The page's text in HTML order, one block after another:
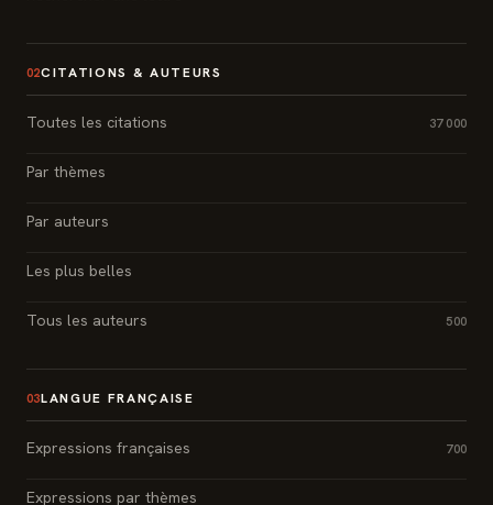
02CITATIONS & AUTEURS
Toutes les citations 37 000
Par thèmes
Par auteurs
Les plus belles
Tous les auteurs 500
03LANGUE FRANÇAISE
Expressions françaises 700
Expressions par thèmes